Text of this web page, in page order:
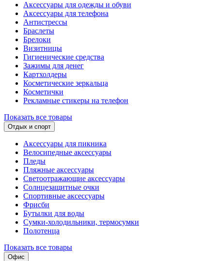
Аксессуары для одежды и обуви
Аксессуары для телефона
Антистрессы
Браслеты
Брелоки
Визитницы
Гигиенические средства
Зажимы для денег
Картхолдеры
Косметические зеркальца
Косметички
Рекламные стикеры на телефон
Показать все товары
Отдых и спорт
Аксессуары для пикника
Велосипедные аксессуары
Пледы
Пляжные аксессуары
Светоотражающие аксессуары
Солнцезащитные очки
Спортивные аксессуары
Фрисби
Бутылки для воды
Сумки-холодильники, термосумки
Полотенца
Показать все товары
Офис